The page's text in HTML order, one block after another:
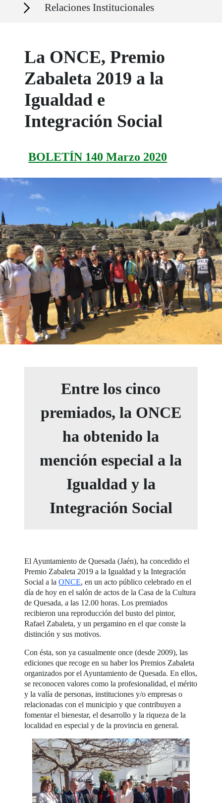
Secciones Relaciones Institucionales
La ONCE, Premio
Zabaleta 2019 a la
Igualdad e
Integración Social
BOLETÍN 140 Marzo 2020
Entre los cinco
premiados, la ONCE
ha obtenido la
mención especial a la
Igualdad y la
Integración Social
El Ayuntamiento de Quesada (Jaén), ha concedido el
Premio Zabaleta 2019 a la Igualdad y la Integración
Social a laONCE, en un acto público celebrado en el
día de hoy en el salón de actos de la Casa de la Cultura
de Quesada, a las 12.00 horas. Los premiados
recibieron una reproducción del busto del pintor,
Rafael Zabaleta, y un pergamino en el que conste la
distinción y sus motivos.
Con ésta, son ya casualmente once (desde 2009), las
ediciones que recoge en su haber los Premios Zabaleta
organizados por el Ayuntamiento de Quesada. En ellos,
se reconocen valores como la profesionalidad, el mérito
y la valía de personas, instituciones y/o empresas o
relacionadas con el municipio y que contribuyen a
fomentar el bienestar, el desarrollo y la riqueza de la
localidad en especial y de la provincia en general.